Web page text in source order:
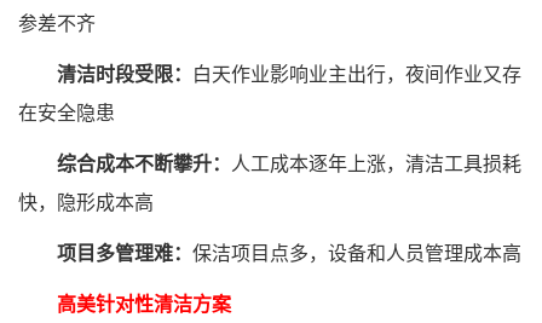
参差不齐
清洁时段受限： 白天作业影响业主出行，夜间作业又存
在安全隐患
综合成本不断攀升： 人工成本逐年上涨，清洁工具损耗
快，隐形成本高
项目多管理难： 保洁项目点多，设备和人员管理成本高
高美针对性清洁方案